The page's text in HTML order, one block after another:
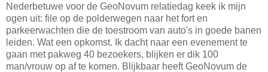
Nederbetuwe voor de GeoNovum relatiedag keek ik mijn
ogen uit: file op de polderwegen naar het fort en
parkeerwachten die de toestroom van auto's in goede banen
leiden. Wat een opkomst. Ik dacht naar een evenement te
gaan met pakweg 40 bezoekers, blijken er dik 100
man/vrouw op af te komen. Blijkbaar heeft GeoNovum de